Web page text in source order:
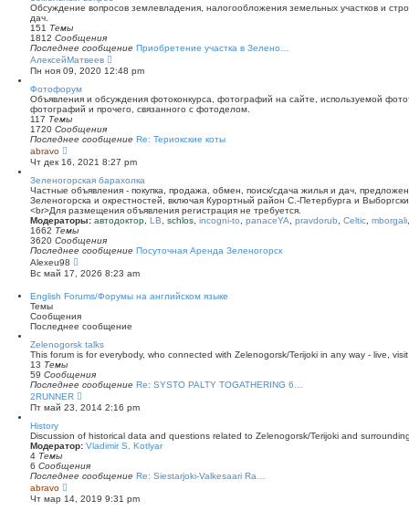
е
н
ю
н
м
у
с
о
о
б
е
н
и
ю
й
т
и
к
п
о
с
л
е
д
н
е
м
у
с
о
о
щ
е
н
и
ю
Обсуждение вопросов землевладения, налогообложения земельных участков и
дач.
151 Темы
1812 Сообщения
Последнее сообщение Приобретение участка в Зелено…
АлексейМатвеев
е
р
й
т
п
с
л
е
д
н
е
м
у
о
щ
н
Пн ноя 09, 2020 12:48 pm
Фотофорум
Объявления и обсуждения фотоконкурса, фотографий на сайте, используемой
фотографий и прочего, связанного с фотоделом.
117 Темы
1720 Сообщения
Последнее сообщение Re: Териокские коты
abravo
е
р
е
й
т
и
к
п
о
с
л
е
д
е
у
с
о
б
щ
е
н
и
ю
Чт дек 16, 2021 8:27 pm
Зеленогорская барахолка
Частные объявления - покупка, продажа, обмен, поиск/сдача жилья и дач,
Зеленогорска и окрестностей, включая Курортный район С.-Петербурга и
<br>Для размещения объявления регистрация не требуется.
Модераторы: автодоктор LB schlos incogni-to panaceYA pravdorub Celtic mborgali
1662 Темы
3620 Сообщения
Последнее сообщение Посуточная Аренда Зеленогорск
Alexeu98
е
р
й
и
к
п
о
с
е
д
н
е
с
о
б
щ
н
Вс май 17, 2026 8:23 am
English Forums/Форумы на английском языке
Темы
Сообщения
Последнее сообщение
Zelenogorsk talks
This forum is for everybody, who connected with Zelenogorsk/Terijoki in any way - live,
13 Темы
59 Сообщения
Последнее сообщение Re: SYSTO PALTY TOGATHERING 6…
2RUNNER
е
р
й
т
к
п
с
л
Пт май 23, 2014 2:16 pm
History
Discussion of historical data and questions related to Zelenogorsk/Terijoki and
Модератор: Vladimir S. Kotlyar
4 Темы
6 Сообщения
Последнее сообщение Re: Siestarjoki-Valkesaari Ra…
abravo
е
р
Чт мар 14, 2019 9:31 pm